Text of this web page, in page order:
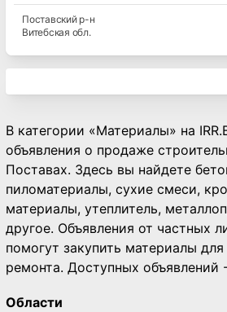
Поставскийр-н
Витебская обл.
В категории «Материалы» на
объявления о продаже
Поставах. Здесь вы найдете
пиломатериалы, сухие смеси,
материалы, утеплитель,
другое. Объявления от частных
помогут закупить материалы
ремонта. Доступных объявлений
Области